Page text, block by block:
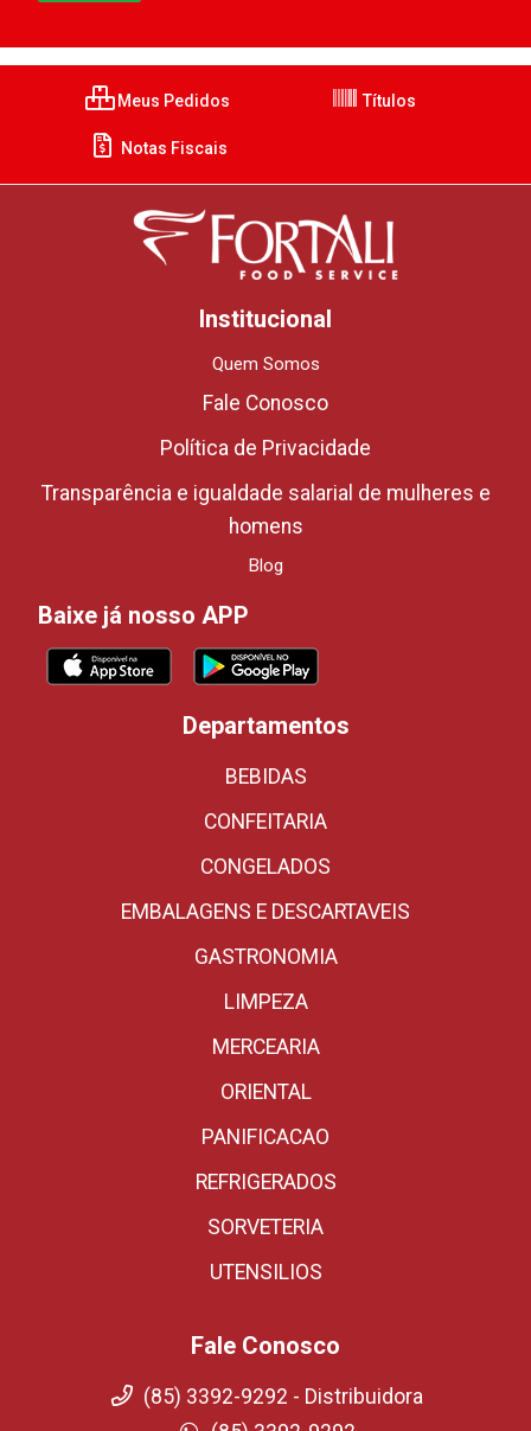
Meus Pedidos Títulos
Notas Fiscais
Institucional
Quem Somos
Fale Conosco
Política de Privacidade
Transparência e igualdade salarial de mulheres e
homens
Blog
Baixe já nosso APP
Departamentos
BEBIDAS
CONFEITARIA
CONGELADOS
EMBALAGENS E DESCARTAVEIS
GASTRONOMIA
LIMPEZA
MERCEARIA
ORIENTAL
PANIFICACAO
REFRIGERADOS
SORVETERIA
UTENSILIOS
Fale Conosco
(85) 3392-9292 - Distribuidora